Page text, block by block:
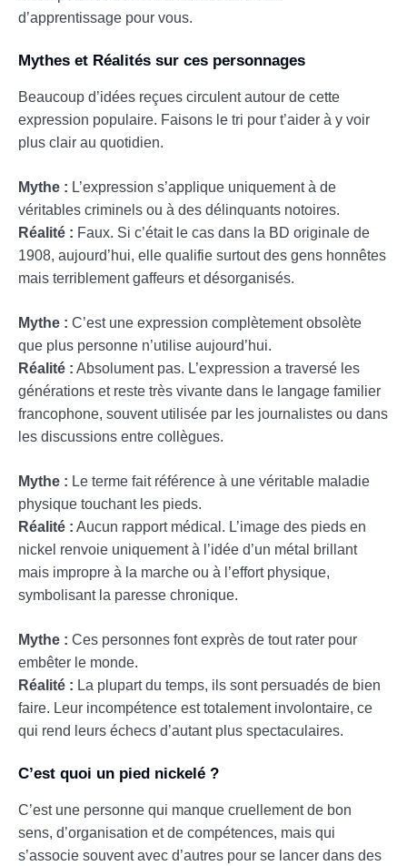
d’apprentissage pour vous.
Mythes et Réalités sur ces personnages
Beaucoup d’idées reçues circulent autour de cette
expression populaire. Faisons le tri pour t’aider à y voir
plus clair au quotidien.
Mythe : L’expression s’applique uniquement à de
véritables criminels ou à des délinquants notoires.
Réalité : Faux. Si c’était le cas dans la BD originale de
1908, aujourd’hui, elle qualifie surtout des gens honnêtes
mais terriblement gaffeurs et désorganisés.
Mythe : C’est une expression complètement obsolète
que plus personne n’utilise aujourd’hui.
Réalité : Absolument pas. L’expression a traversé les
générations et reste très vivante dans le langage familier
francophone, souvent utilisée par les journalistes ou dans
les discussions entre collègues.
Mythe : Le terme fait référence à une véritable maladie
physique touchant les pieds.
Réalité : Aucun rapport médical. L’image des pieds en
nickel renvoie uniquement à l’idée d’un métal brillant
mais impropre à la marche ou à l’effort physique,
symbolisant la paresse chronique.
Mythe : Ces personnes font exprès de tout rater pour
embêter le monde.
Réalité : La plupart du temps, ils sont persuadés de bien
faire. Leur incompétence est totalement involontaire, ce
qui rend leurs échecs d’autant plus spectaculaires.
C’est quoi un pied nickelé ?
C’est une personne qui manque cruellement de bon
sens, d’organisation et de compétences, mais qui
s’associe souvent avec d’autres pour se lancer dans des